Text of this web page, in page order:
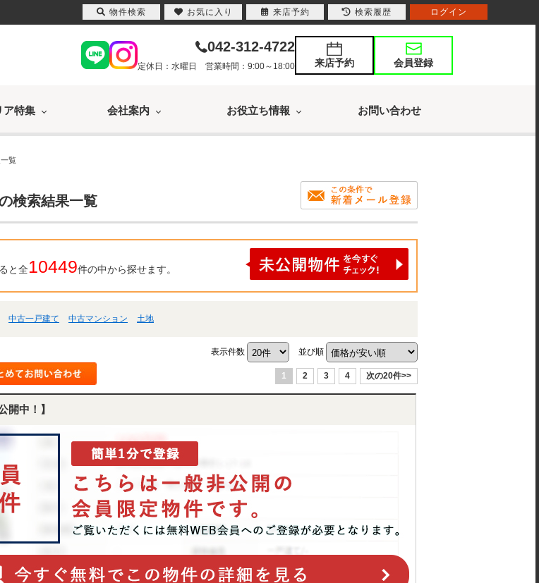
042-312-4722
定休日：水曜日 営業時間：9:00～18:00 来店予約 会員登録
ア特集 会社案内 お役立ち情報 お問い合わせ
覧
検索結果一覧
と全10449件の中から探せます。
中古一戸建て 中古マンション 土地
表示件数 並び順
1 2 3 4 次の20件>>
開中！】
物件検索 お気に入り 来店予約 検索履歴 ログイン